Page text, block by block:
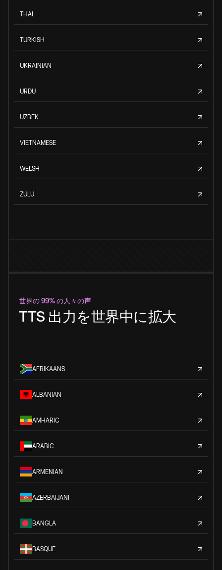
THAI
TURKISH
UKRAINIAN
URDU
UZBEK
VIETNAMESE
WELSH
ZULU
世界の 99% の人々の声
TTS 出力を世界中に拡大
AFRIKAANS
ALBANIAN
AMHARIC
ARABIC
ARMENIAN
AZERBAIJANI
BANGLA
BASQUE